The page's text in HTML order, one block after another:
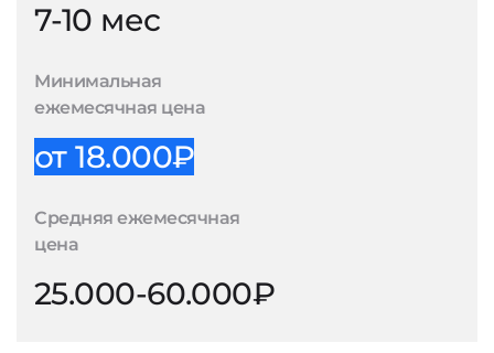
7-10 мес
Минимальная
ежемесячная цена
от 18.000₽
Средняя ежемесячная
цена
25.000-60.000₽